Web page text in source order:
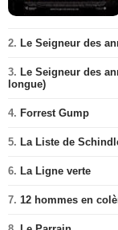
2. Le Seigneur des
3. Le Seigneur des
longue)
4. Forrest Gump
5. La Liste de
6. La Ligne verte
7. 12 hommes en